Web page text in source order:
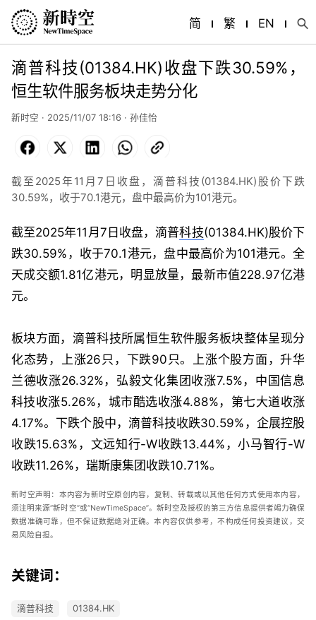
简 繁 EN
滴普科技(01384.HK)收盘下跌30.59%，
恒生软件服务板块走势分化
新时空 · 2025/11/07 18:16 ·孙佳怡
Facebook LinkedIn WhatsApp
截至2025年11月7日收盘，滴普科技(01384.HK)股价下跌
30.59%，收于70.1港元，盘中最高价为101港元。
截至2025年11月7日收盘，滴普科技(01384.HK)股价下
跌30.59%，收于70.1港元，盘中最高价为101港元。全
天成交额1.81亿港元，明显放量，最新市值228.97亿港
元。
板块方面，滴普科技所属恒生软件服务板块整体呈现分
化态势，上涨26只，下跌90只。上涨个股方面，升华
兰德收涨26.32%，弘毅文化集团收涨7.5%，中国信息
科技收涨5.26%，城市酷选收涨4.88%，第七大道收涨
4.17%。下跌个股中，滴普科技收跌30.59%，企展控股
收跌15.63%，文远知行-W收跌13.44%，小马智行-W
收跌11.26%，瑞斯康集团收跌10.71%。
新时空声明： 本内容为新时空原创内容，复制、转载或以其他任何方式使用本内容，
须注明来源“新时空”或“NewTimeSpace”。新时空及授权的第三方信息提供者竭力确保
数据准确可靠，但不保证数据绝对正确。本內容仅供参考，不构成任何投资建议，交
易风险自担。
关键词：
滴普科技 01384.HK